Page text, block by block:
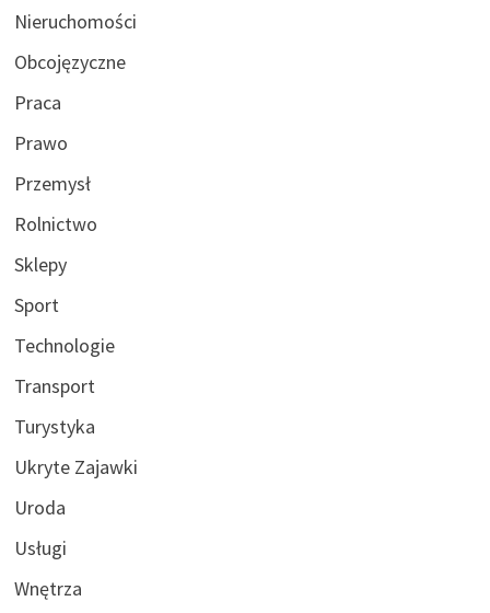
Nieruchomości
Obcojęzyczne
Praca
Prawo
Przemysł
Rolnictwo
Sklepy
Sport
Technologie
Transport
Turystyka
Ukryte Zajawki
Uroda
Usługi
Wnętrza